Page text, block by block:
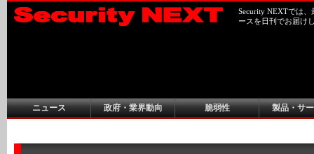
Security NEXTでは
ースを日刊でお届け
ニュース 政府・業界動向 脆弱性 製品・サ